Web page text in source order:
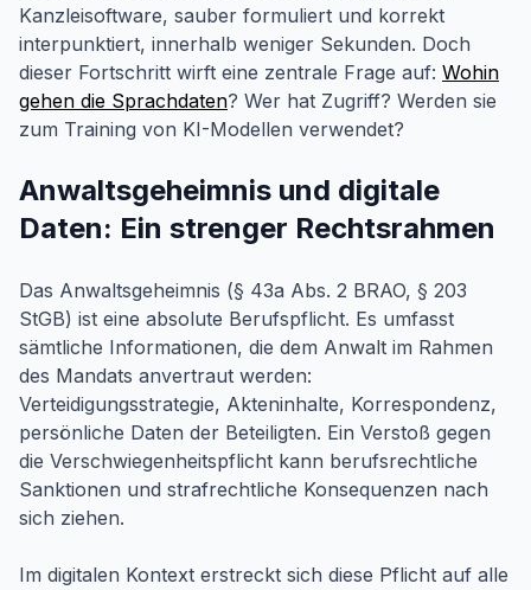
Kanzleisoftware, sauber formuliert und korrekt
interpunktiert, innerhalb weniger Sekunden. Doch
dieser Fortschritt wirft eine zentrale Frage auf: Wohin
gehen die Sprachdaten? Wer hat Zugriff? Werden sie
zum Training von KI-Modellen verwendet?
Anwaltsgeheimnis und digitale
Daten: Ein strenger Rechtsrahmen
Das Anwaltsgeheimnis (§ 43a Abs. 2 BRAO, § 203
StGB) ist eine absolute Berufspflicht. Es umfasst
sämtliche Informationen, die dem Anwalt im Rahmen
des Mandats anvertraut werden:
Verteidigungsstrategie, Akteninhalte, Korrespondenz,
persönliche Daten der Beteiligten. Ein Verstoß gegen
die Verschwiegenheitspflicht kann berufsrechtliche
Sanktionen und strafrechtliche Konsequenzen nach
sich ziehen.
Im digitalen Kontext erstreckt sich diese Pflicht auf alle